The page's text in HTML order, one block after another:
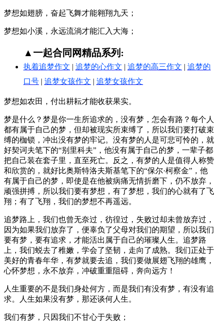
梦想如翅膀，奋起飞舞才能翱翔九天；
梦想如小溪，永远流淌才能汇入大海；
▲一起合同网精品系列:
执着追梦作文 | 追梦的心作文 | 追梦的高三作文 | 追梦的
口号 | 追梦女孩作文 | 追梦女孩作文
梦想如农田，付出耕耘才能收获果实。
梦是什么？梦是你一生所追求的，没有梦，怎会有路？每个人
都有属于自己的梦，但却被现实所束缚了，所以我们要打破束
缚的枷锁，冲出没有梦的牢记。没有梦的人是可悲可怜的，就
好契诃夫笔下的“别里科夫”，他没有属于自己的梦，一辈子都
把自己装在套子里，直至死亡。反之，有梦的人是值得人称赞
和欣赏的，就好比奥斯特洛夫斯基笔下的“保尔·柯察金”，他
有属于自己的梦，即使是在他被病痛无情折磨下，仍不放弃，
顽强拼搏，所以我们要有梦想，有了梦想，我们的心就有了飞
翔；有了飞翔，我们的梦想不再遥远。
追梦路上，我们也曾无奈过，彷徨过，失败过却未曾放弃过，
因为如果我们放弃了，便辜负了父母对我们的期望，所以我们
要有梦，要有追求，才能活出属于自己的璀璨人生。追梦路
上，我们蜕去了稚嫩，学会了坚韧，走向了成熟。我们正处于
美好的青春年华，有梦就要去追，我们要做展翅飞翔的雄鹰，
心怀梦想，永不放弃，冲破重重阻碍，奔向远方！
人生重要的不是我们身处何方，而是我们有没有梦，有没有追
求。人生如果没有梦，那还谈何人生。
我们有梦，只因我们不甘心于失败；